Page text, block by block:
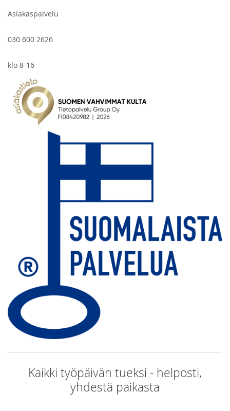
Asiakaspalvelu
030 600 2626
klo 8-16
Kaikki työpäivän tueksi - helposti,
yhdestä paikasta